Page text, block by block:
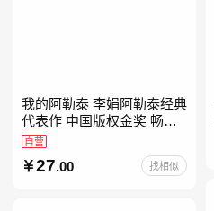
我的阿勒泰 李娟阿勒泰经典
代表作 中国版权金奖 畅销
超200万册 同名剧8.9分爆款
北疆大地的旷野之梦 当当自
营
自营
27.00 找相似